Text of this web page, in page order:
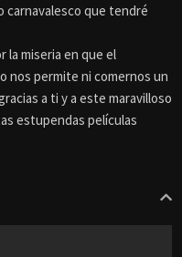
carnavalesco que tendré
la miseria en que el
nos permite ni comernos un
a ti y a este maravilloso
estupendas películas